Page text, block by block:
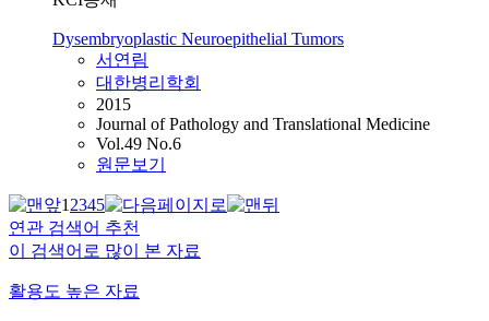
Dysembryoplastic Neuroepithelial Tumors
서연림
대한병리학회
2015
Journal of Pathology and Translational Medicine
Vol.49 No.6
원문보기
12345
연관 검색어 추천
이 검색어로 많이 본 자료
활용도 높은 자료